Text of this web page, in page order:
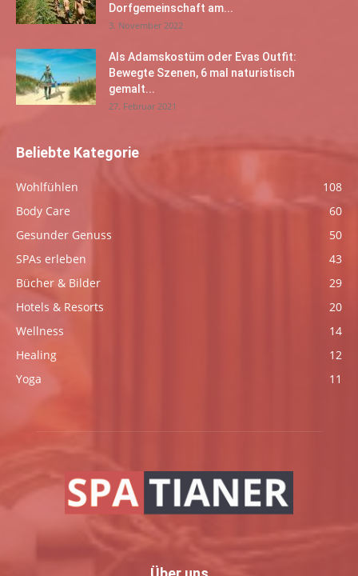
Dorfgemeinschaft am...
3. November 2022
Als Adamskostüm oder Evas Outfit:
Bewegte Szenen, 6 mal naturistisch
gemalt...
27. Februar 2021
Beliebte Kategorie
Wohlfühlen
108
Body Care
60
Gesunder Genuss
50
SPAs erleben
43
Bücher & Bilder
29
Hotels & Resorts
20
Wellness
14
Healing
12
Yoga
11